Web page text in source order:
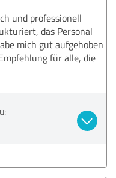
und professionell
das Personal
mich gut aufgehoben
für alle, die